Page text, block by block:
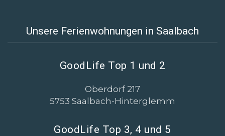
Unsere Ferienwohnungen in Saalbach
GoodLife Top 1 und 2
Oberdorf 217
5753 Saalbach-Hinterglemm
GoodLife Top 3, 4 und 5